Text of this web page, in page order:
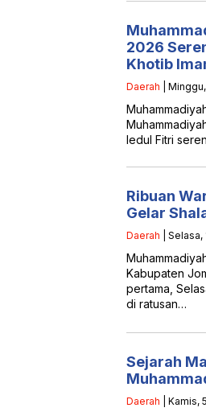
2026
Khotib
Daerah |
Iedul Fitri
Ribuan
Gelar
Daerah |
Kabupaten
pertama,
di ratusan…
Sejarah
Daerah | Kamis,